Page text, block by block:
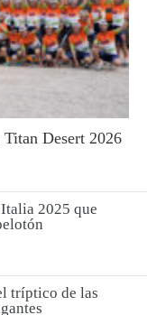
Desert 2026
2025 que
tríptico de las